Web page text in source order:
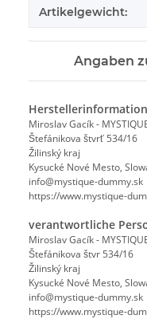
Artikelgewicht:
Angaben
Miroslav Gacík -
Štefánikova štvrť 534/16
Žilinský kraj
Kysucké Nové Mesto,
info@mystique-dummy.sk
https://www.mystique-
verantwortliche
Miroslav Gacík -
Štefánikova štvr 534/16
Žilinský kraj
Kysucké Nové Mesto,
info@mystique-dummy.sk
https://www.mystique-